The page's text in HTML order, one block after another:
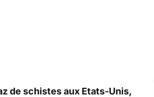
de schistes aux Etats-Unis,